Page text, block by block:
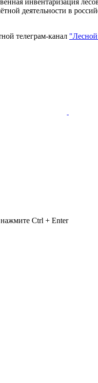
деятельности в
телеграм-канал
Ctrl + Enter